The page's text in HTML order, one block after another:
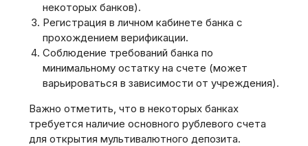
некоторых банков).
Регистрация в личном кабинете банка с
прохождением верификации.
Соблюдение требований банка по
минимальному остатку на счете (может
варьироваться в зависимости от учреждения).
Важно отметить, что в некоторых банках
требуется наличие основного рублевого счета
для открытия мультивалютного депозита.